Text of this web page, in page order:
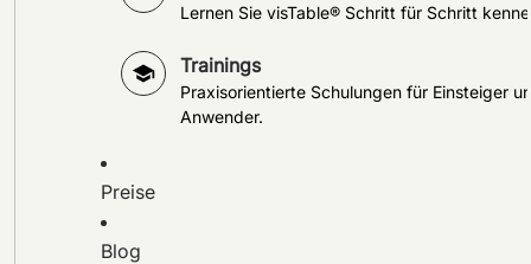
Lernen Sie visTable® Schritt für Schritt
Trainings
Praxisorientierte Schulungen für Einsteiger
Anwender.
Preise
Blog